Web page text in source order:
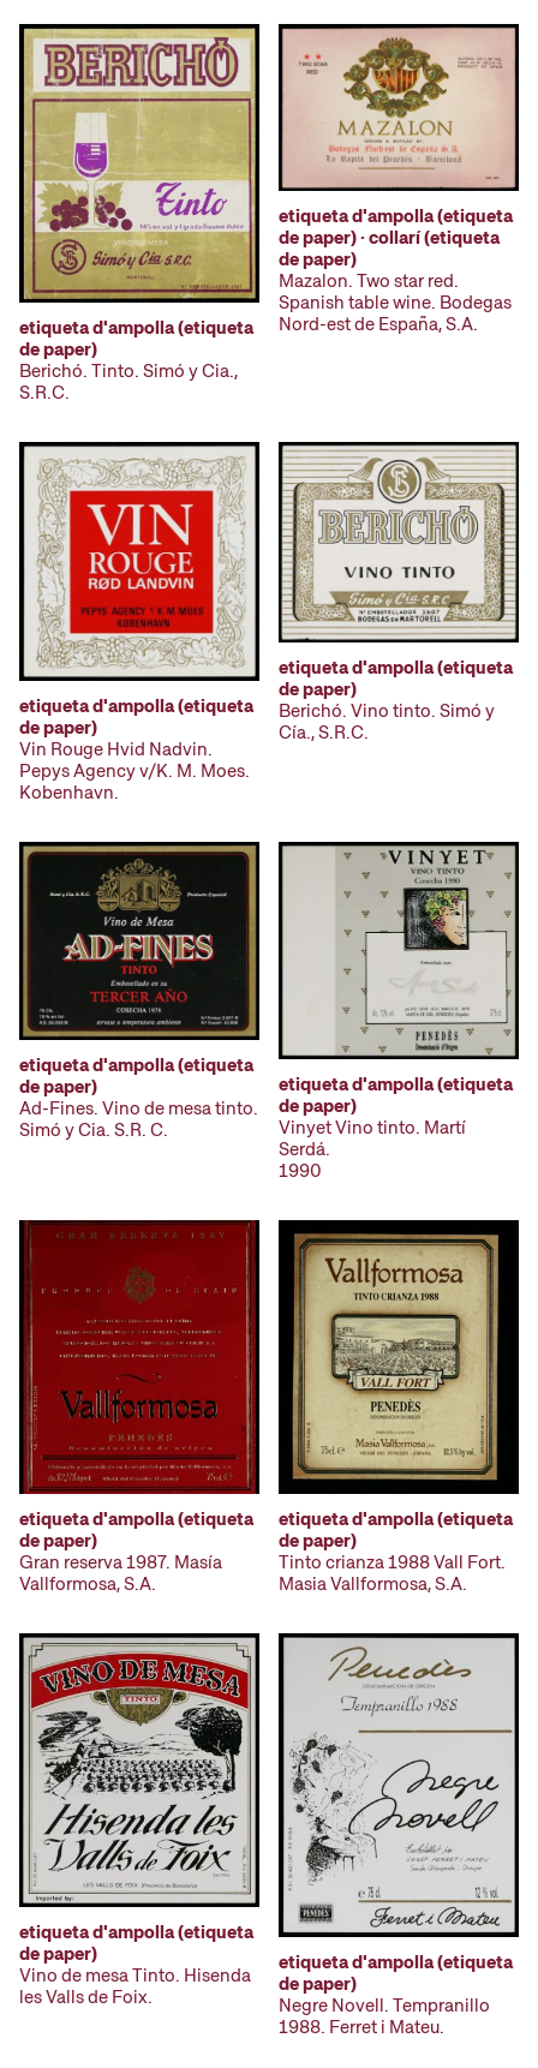
etiqueta d'ampolla (etiqueta
de paper)
Berichó. Tinto. Simó y Cia.,
S.R.C.
etiqueta d'ampolla (etiqueta
de paper) · collarí (etiqueta
de paper)
Mazalon. Two star red.
Spanish table wine. Bodegas
Nord-est de España, S.A.
etiqueta d'ampolla (etiqueta
de paper)
Vin Rouge Hvid Nadvin.
Pepys Agency v/K. M. Moes.
Kobenhavn.
etiqueta d'ampolla (etiqueta
de paper)
Berichó. Vino tinto. Simó y
Cía., S.R.C.
etiqueta d'ampolla (etiqueta
de paper)
Ad-Fines. Vino de mesa tinto.
Simó y Cia. S.R. C.
etiqueta d'ampolla (etiqueta
de paper)
Vinyet Vino tinto. Martí
Serdá.
1990
etiqueta d'ampolla (etiqueta
de paper)
Gran reserva 1987. Masía
Vallformosa, S.A.
etiqueta d'ampolla (etiqueta
de paper)
Tinto crianza 1988 Vall Fort.
Masia Vallformosa, S.A.
etiqueta d'ampolla (etiqueta
de paper)
Vino de mesa Tinto. Hisenda
les Valls de Foix.
etiqueta d'ampolla (etiqueta
de paper)
Negre Novell. Tempranillo
1988. Ferret i Mateu.